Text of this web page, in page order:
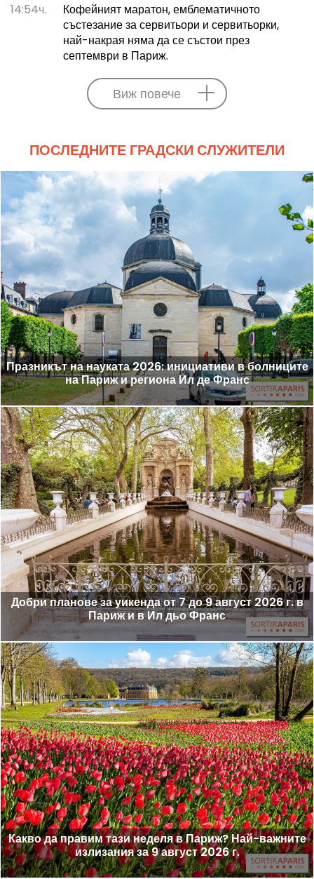
14:54ч.
Кофейният маратон, емблематичното
състезание за сервитьори и сервитьорки,
най-накрая няма да се състои през
септември в Париж.
Виж повече
ПОСЛЕДНИТЕ ГРАДСКИ СЛУЖИТЕЛИ
Празникът на науката 2026: инициативи в болниците
на Париж и региона Ил де Франс
Добри планове за уикенда от 7 до 9 август 2026 г. в
Париж и в Ил дьо Франс
Какво да правим тази неделя в Париж? Най-важните
излизания за 9 август 2026 г.